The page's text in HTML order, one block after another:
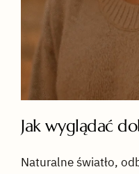
Jak wyglądać
Naturalne światło,